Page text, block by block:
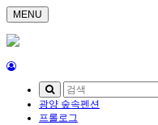
MENU
광양 숲속펜션
프롤로그